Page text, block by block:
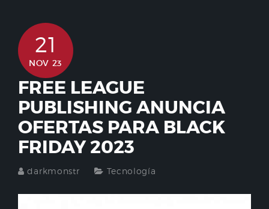
21
NOV 23
FREE LEAGUE
PUBLISHING ANUNCIA
OFERTAS PARA BLACK
FRIDAY 2023
darkmonstr Tecnología